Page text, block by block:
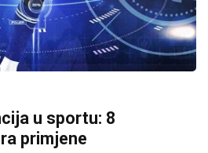
u sportu: 8
primjene